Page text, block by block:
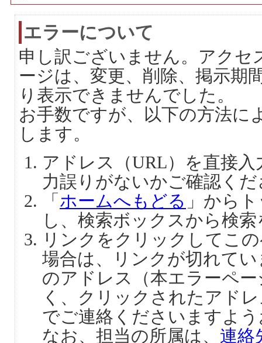
エラーについて
申し訳ございません。アクセ
ージは、変更、削除、掲示期
り表示できませんでした。
お手数ですが、以下の方法に
します。
アドレス（URL）を直接
力誤りがないかご確認く
「 ホームへもどる 」から
し、検索ボックスから検
リンクをクリックしてこ
場合は、リンクが切れて
のアドレス（本エラーペ
く、クリックされたアド
でご連絡くださいますよ
なお、担当の所属は、 連絡